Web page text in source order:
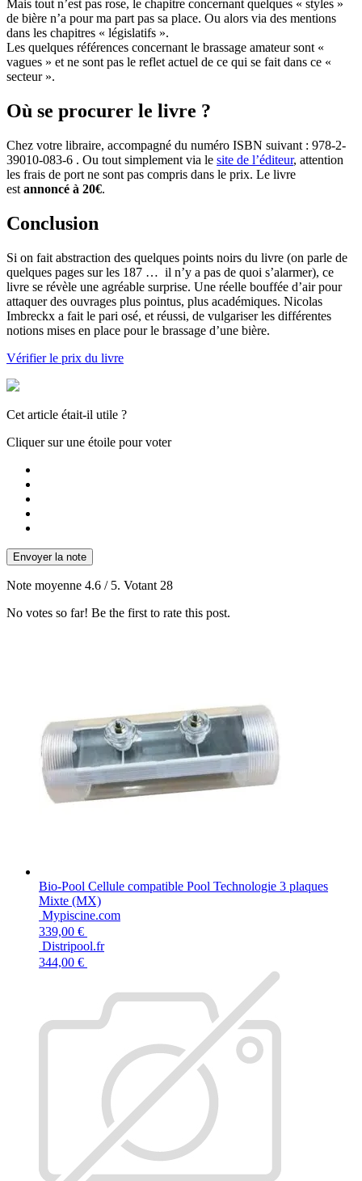
Mais tout n’est pas rose, le chapitre concernant quelques « styles »
de bière n’a pour ma part pas sa place. Ou alors via des mentions
dans les chapitres « législatifs ».
Les quelques références concernant le brassage amateur sont «
vagues » et ne sont pas le reflet actuel de ce qui se fait dans ce «
secteur ».
Où se procurer le livre ?
Chez votre libraire, accompagné du numéro ISBN suivant : 978-2-
39010-083-6 . Ou tout simplement via le site de l’éditeur, attention
les frais de port ne sont pas compris dans le prix. Le livre
est annoncé à 20€.
Conclusion
Si on fait abstraction des quelques points noirs du livre (on parle de
quelques pages sur les 187 … il n’y a pas de quoi s’alarmer), ce
livre se révèle une agréable surprise. Une réelle bouffée d’air pour
attaquer des ouvrages plus pointus, plus académiques. Nicolas
Imbreckx a fait le pari osé, et réussi, de vulgariser les différentes
notions mises en place pour le brassage d’une bière.
Vérifier le prix du livre
Cet article était-il utile ?
Cliquer sur une étoile pour voter
Envoyer la note
Note moyenne 4.6 / 5. Votant 28
No votes so far! Be the first to rate this post.
Bio-Pool Cellule compatible Pool Technologie 3 plaques
Mixte (MX)
Mypiscine.com
339,00 €
Distripool.fr
344,00 €